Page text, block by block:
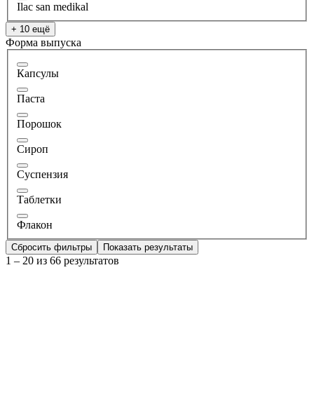
Ilac san medikal
+ 10 ещё
Форма выпуска
Капсулы
Паста
Порошок
Сироп
Суспензия
Таблетки
Флакон
Сбросить фильтры Показать результаты
1 – 20 из 66 результатов